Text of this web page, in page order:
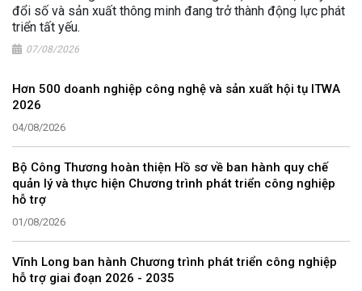
đổi số và sản xuất thông minh đang trở thành động lực phát
triển tất yếu.
07/08/2026
Hơn 500 doanh nghiệp công nghệ và sản xuất hội tụ ITWA
2026
04/08/2026
Bộ Công Thương hoàn thiện Hồ sơ về ban hành quy chế
quản lý và thực hiện Chương trình phát triển công nghiệp
hỗ trợ
01/08/2026
Vĩnh Long ban hành Chương trình phát triển công nghiệp
hỗ trợ giai đoạn 2026 - 2035